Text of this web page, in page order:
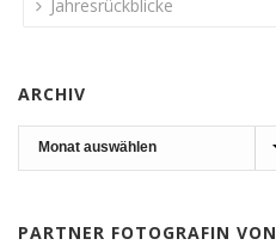
Jahresrückblicke
ARCHIV
Archiv
PARTNER FOTOGRAFIN VON